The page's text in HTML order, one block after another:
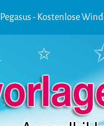
Pegasus - Kostenlose